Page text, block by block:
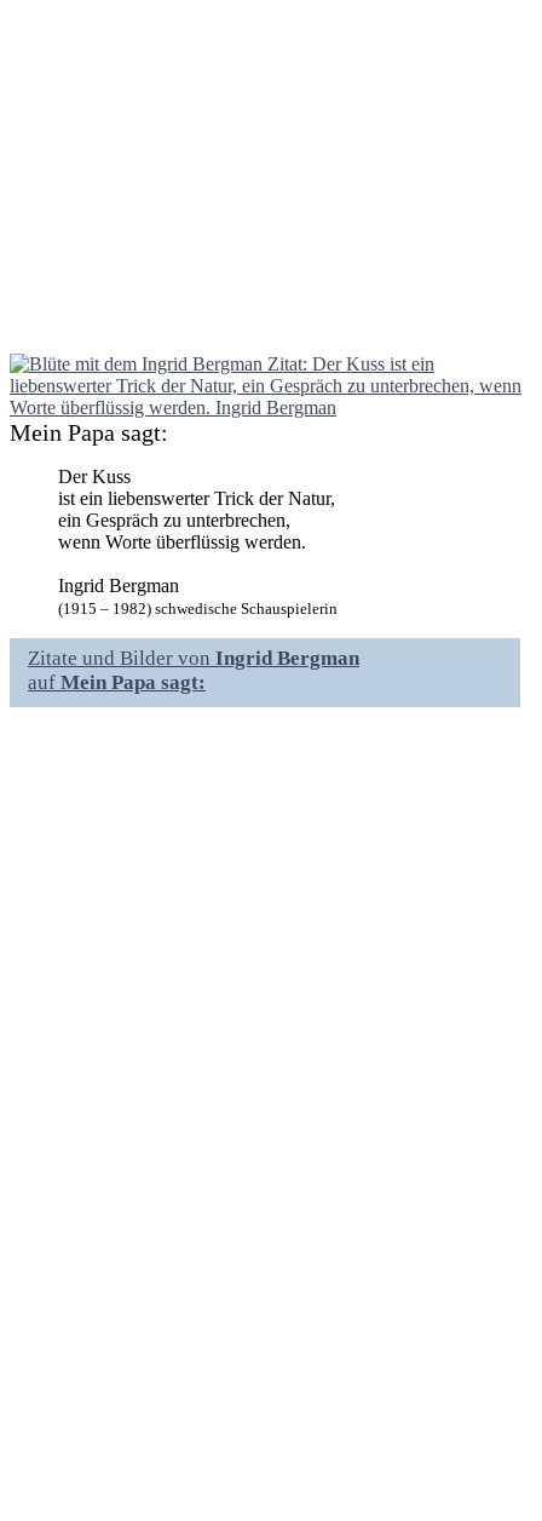
Mein Papa sagt:
Der Kuss
ist ein liebenswerter Trick der Natur,
ein Gespräch zu unterbrechen,
wenn Worte überflüssig werden.
Ingrid Bergman
(1915 – 1982) schwedische Schauspielerin
Zitate und Bilder von Ingrid Bergman
auf Mein Papa sagt: